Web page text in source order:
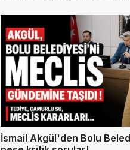
İsmail Akgül'den Bolu